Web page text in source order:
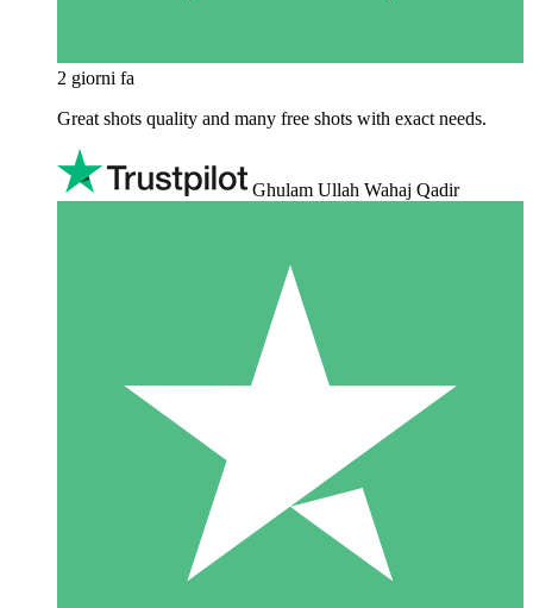
2 giorni fa
Great shots quality and many free shots with exact needs.
Ghulam Ullah Wahaj Qadir